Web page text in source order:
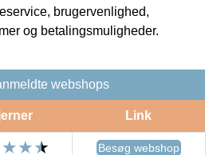
brugervenlighed,
og betalingsmuligheder.
webshops
Link
Besøg webshop